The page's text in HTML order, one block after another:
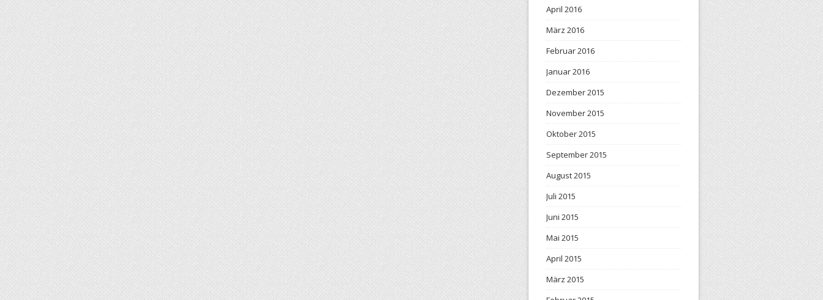
April 2016
März 2016
Februar 2016
Januar 2016
Dezember 2015
November 2015
Oktober 2015
September 2015
August 2015
Juli 2015
Juni 2015
Mai 2015
April 2015
März 2015